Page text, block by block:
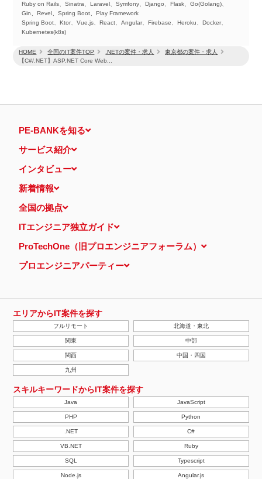
HOME 全国のIT案件TOP .NETの案件・求人
東京都の案件・求人
【C#/.NET】ASP.NET Core Web...
Ruby on Rails、Sinatra、Laravel、Symfony、Django、Flask、Go(Golang)、
Gin、Revel、Spring Boot、Play Framework
Spring Boot、Ktor、Vue.js、React、Angular、Firebase、Heroku、Docker、
Kubernetes(k8s)
PE-BANKを知る
サービス紹介
インタビュー
新着情報
全国の拠点
ITエンジニア独立ガイド
ProTechOne（旧プロエンジニアフォーラム）
プロエンジニアパーティー
エリアからIT案件を探す
フルリモート 北海道・東北
関東 中部
関西 中国・四国
九州
スキルキーワードからIT案件を探す
Java JavaScript
PHP Python
.NET C#
VB.NET Ruby
SQL Typescript
Node.js Angular.js